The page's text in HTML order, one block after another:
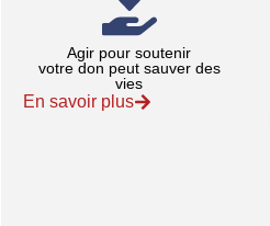
Agir pour soutenir
votre don peut sauver des
vies
En savoir plus